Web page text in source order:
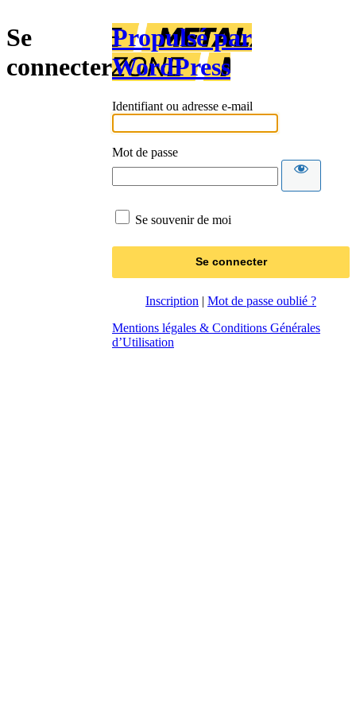
Se
connecter
Propulsé par
WordPress
Identifiant ou adresse e-mail
Mot de passe
Se souvenir de moi
Inscription | Mot de passe oublié ?
Mentions légales & Conditions Générales
d’Utilisation